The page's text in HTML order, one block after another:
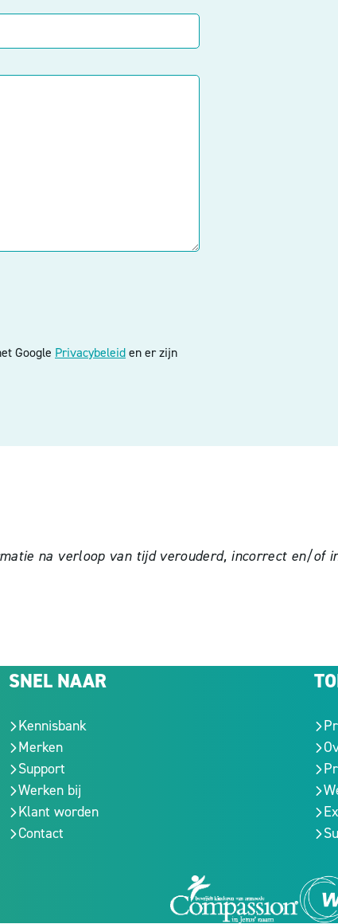
Google Privacybeleiden er zijn
na verloop van tijd verouderd, incorrect en/of
SNEL NAAR
Kennisbank
Merken
Support
Werken bij
Klant worden
Contact